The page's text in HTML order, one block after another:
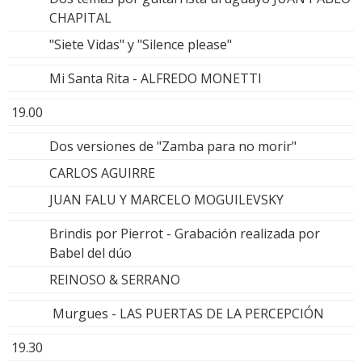
CHAPITAL
"Siete Vidas" y "Silence please"
Mi Santa Rita - ALFREDO MONETTI
19.00
Dos versiones de "Zamba para no morir"
CARLOS AGUIRRE
JUAN FALU Y MARCELO MOGUILEVSKY
Brindis por Pierrot - Grabación realizada por
Babel del dúo
REINOSO & SERRANO
Murgues - LAS PUERTAS DE LA PERCEPCIÓN
19.30